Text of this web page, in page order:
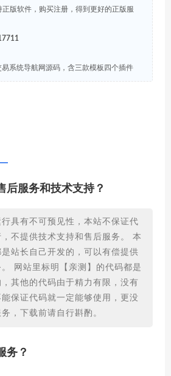
版软件，购买注册，得到更好的正版服
系统导航网源码，含三款模板四个插件
后服务和技术支持？
具有不可预见性，本站不保证代
不提供技术支持和售后服务。 本
站长自己开发的，可以有偿提供
网站里标明【亲测】的代码都是
其他的代码由于精力有限，没有
保证代码就一定能够使用，更没
，下载前请自行斟酌。
务？